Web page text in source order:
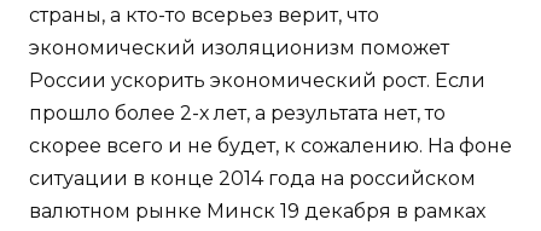
страны, а кто-то всерьез верит, что
экономический изоляционизм поможет
России ускорить экономический рост. Если
прошло более 2-х лет, а результата нет, то
скорее всего и не будет, к сожалению. На фоне
ситуации в конце 2014 года на российском
валютном рынке Минск 19 декабря в рамках